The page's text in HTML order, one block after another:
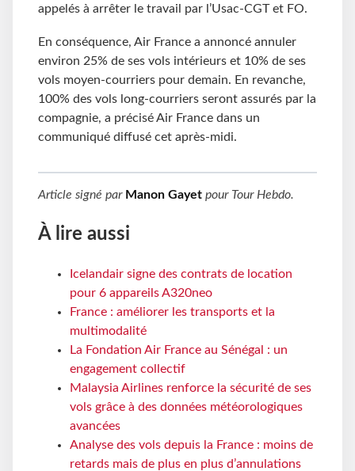
appelés à arrêter le travail par l’Usac-CGT et FO.
En conséquence, Air France a annoncé annuler
environ 25% de ses vols intérieurs et 10% de ses
vols moyen-courriers pour demain. En revanche,
100% des vols long-courriers seront assurés par la
compagnie, a précisé Air France dans un
communiqué diffusé cet après-midi.
Article signé par Manon Gayet pour Tour Hebdo.
À lire aussi
Icelandair signe des contrats de location
pour 6 appareils A320neo
France : améliorer les transports et la
multimodalité
La Fondation Air France au Sénégal : un
engagement collectif
Malaysia Airlines renforce la sécurité de ses
vols grâce à des données météorologiques
avancées
Analyse des vols depuis la France : moins de
retards mais de plus en plus d’annulations